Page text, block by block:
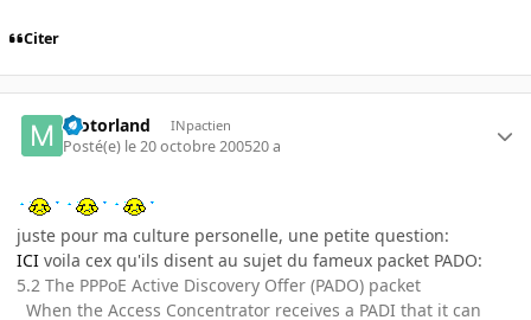
Citer
motorland INpactien
Posté(e) le 20 octobre 200520 a
juste pour ma culture personelle, une petite question:
ICI voila cex qu'ils disent au sujet du fameux packet PADO:
5.2 The PPPoE Active Discovery Offer (PADO) packet
When the Access Concentrator receives a PADI that it can